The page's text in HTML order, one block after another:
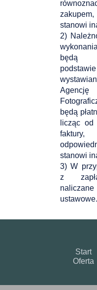
stanowi
2)
będą
Agencję
będą
licząc od
stanowi
3) W
z
ustawowe.
Start
Oferta